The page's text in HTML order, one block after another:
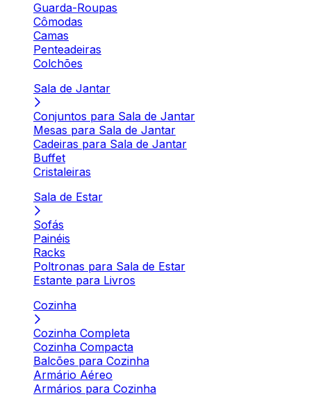
Guarda-Roupas
Cômodas
Camas
Penteadeiras
Colchões
Sala de Jantar
Conjuntos para Sala de Jantar
Mesas para Sala de Jantar
Cadeiras para Sala de Jantar
Buffet
Cristaleiras
Sala de Estar
Sofás
Painéis
Racks
Poltronas para Sala de Estar
Estante para Livros
Cozinha
Cozinha Completa
Cozinha Compacta
Balcões para Cozinha
Armário Aéreo
Armários para Cozinha